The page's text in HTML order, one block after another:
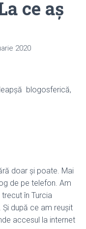
ce aș
2020
blogosferică,
doar și poate. Mai
de pe telefon. Am
în Turcia
Și după ce am reușit
accesul la internet